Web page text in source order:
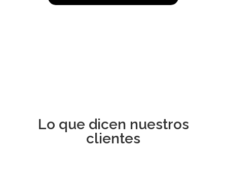
Lo que dicen nuestros
clientes